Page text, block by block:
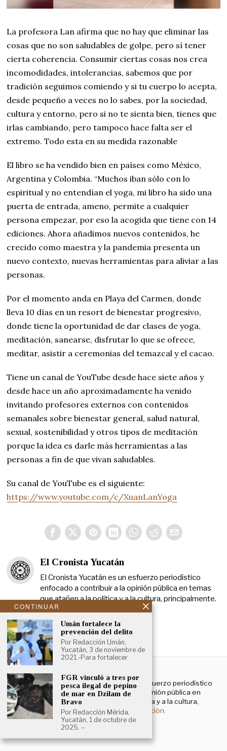
La profesora Lan afirma que no hay que eliminar las
cosas que no son saludables de golpe, pero sí tener
cierta coherencia. Consumir ciertas cosas nos crea
incomodidades, intolerancias, sabemos que por
tradición seguimos comiendo y si tu cuerpo lo acepta,
desde pequeño a veces no lo sabes, por la sociedad,
cultura y entorno, pero si no te sienta bien, tienes que
irlas cambiando, pero tampoco hace falta ser el
extremo. Todo esta en su medida razonable
El libro se ha vendido bien en países como México,
Argentina y Colombia. “Muchos iban sólo con lo
espiritual y no entendían el yoga, mi libro ha sido una
puerta de entrada, ameno, permite a cualquier
persona empezar, por eso la acogida que tiene con 14
ediciones. Ahora añadimos nuevos contenidos, he
crecido como maestra y la pandemia presenta un
nuevo contexto, nuevas herramientas para aliviar a las
personas.
Por el momento anda en Playa del Carmen, donde
lleva 10 días en un resort de bienestar progresivo,
donde tiene la oportunidad de dar clases de yoga,
meditación, sanearse, disfrutar lo que se ofrece,
meditar, asistir a ceremonias del temazcal y el cacao.
Tiene un canal de YouTube desde hace siete años y
desde hace un año aproximadamente ha venido
invitando profesores externos con contenidos
semanales sobre bienestar general, salud natural,
sexual, sostenibilidad y otros tipos de meditación
porque la idea es darle más herramientas a las
personas a fin de que vivan saludables.
Su canal de YouTube es el siguiente:
https://www.youtube.com/c/XuanLanYoga
El Cronista Yucatán
El Cronista Yucatán es un esfuerzo periodístico
enfocado a contribuir a la opinión pública en temas
que atañen a la política y a la cultura, principalmente.
NOSOTROS
El Cronista Yucatán es un esfuerzo periodístico
enfocado a contribuir a la opinión pública en
temas que atañen a la política y a la cultura,
principalmente. Más información.
CONTINUAR
Umán fortalece la
prevención del delito
Por Redacción Umán,
Yucatán, 3 de noviembre de
2021.-Para fortalecer
FGR vinculó a tres por
pesca ilegal de pepino
de mar en Dzilam de
Bravo
Por Redacción Mérida,
Yucatán, 1 de octubre de
2025. –